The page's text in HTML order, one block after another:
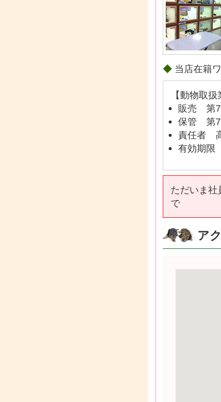
◆ 当店在籍
【動物取
販売 第
保管 第
責任者
有効期限
ただいま
で
ア